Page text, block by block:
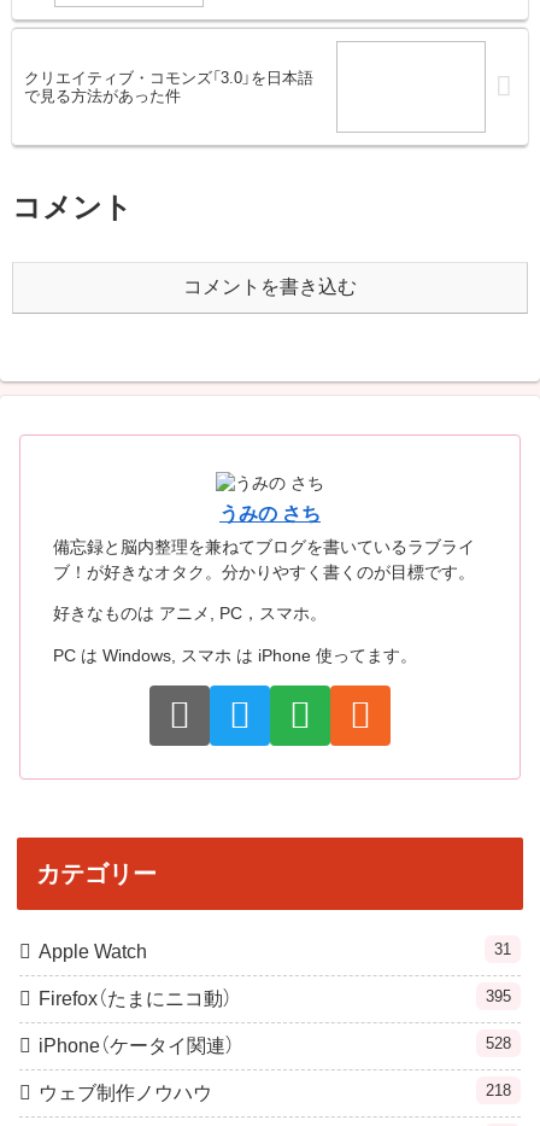
クリエイティブ・コモンズ「3.0」を日本語
で見る方法があった件
コメント
コメントを書き込む
うみの さち
備忘録と脳内整理を兼ねてブログを書いているラブライ
ブ！が好きなオタク。分かりやすく書くのが目標です。
好きなものは アニメ, PC，スマホ。
PC は Windows, スマホ は iPhone 使ってます。
カテゴリー
Apple Watch 31
Firefox（たまにニコ動） 395
iPhone（ケータイ関連） 528
ウェブ制作ノウハウ 218